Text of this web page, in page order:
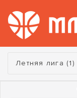
Турнир:
Летняя лига (1)